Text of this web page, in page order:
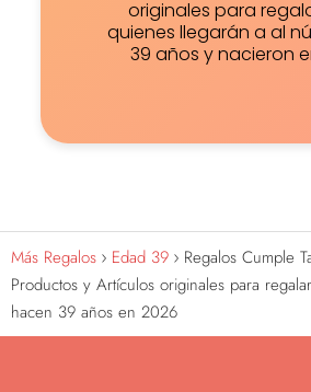
originales para
quienes llegarán a al
39 años y nacieron
Más Regalos Edad 39
Regalos Cumple
Productos y Artículos originales para
hacen 39 años en 2026